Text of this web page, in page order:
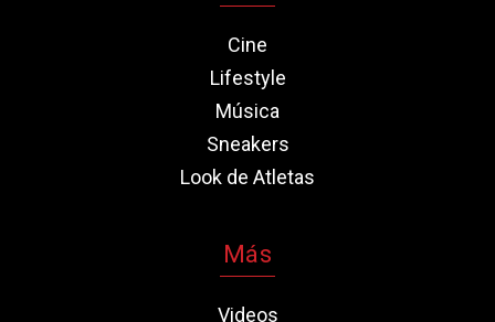
Cine
Lifestyle
Música
Sneakers
Look de Atletas
Más
Videos